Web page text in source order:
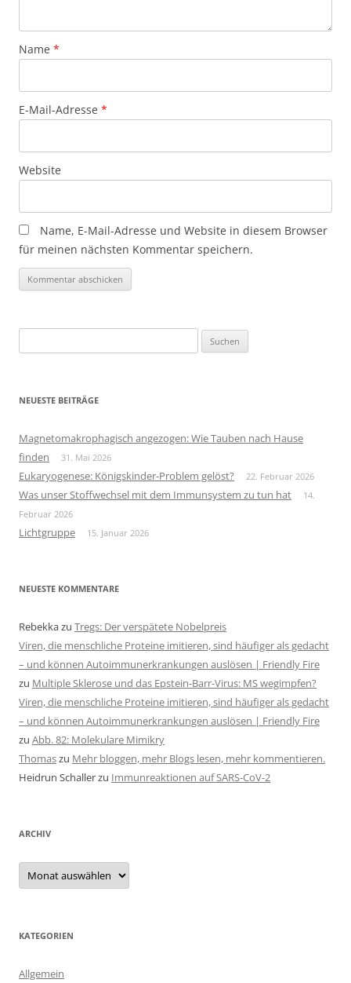
Name *
E-Mail-Adresse *
Website
Name, E-Mail-Adresse und Website in diesem Browser
für meinen nächsten Kommentar speichern.
nach:
NEUESTE BEITRÄGE
Magnetomakrophagisch angezogen: Wie Tauben nach Hause
finden
31. Mai 2026
Eukaryogenese: Königskinder-Problem gelöst? 22. Februar 2026
Was unser Stoffwechsel mit dem Immunsystem zu tun hat
14.
Februar 2026
Lichtgruppe 15. Januar 2026
NEUESTE KOMMENTARE
Rebekkazu Tregs: Der verspätete Nobelpreis
Viren, die menschliche Proteine imitieren, sind häufiger als gedacht
– und können Autoimmunerkrankungen auslösen | Friendly Fire
zu Multiple Sklerose und das Epstein-Barr-Virus: MS wegimpfen?
Viren, die menschliche Proteine imitieren, sind häufiger als gedacht
– und können Autoimmunerkrankungen auslösen | Friendly Fire
zu Abb. 82: Molekulare Mimikry
Thomaszu Mehr bloggen, mehr Blogs lesen, mehr kommentieren.
Heidrun Schallerzu Immunreaktionen auf SARS-CoV-2
ARCHIV
Archiv
KATEGORIEN
Allgemein